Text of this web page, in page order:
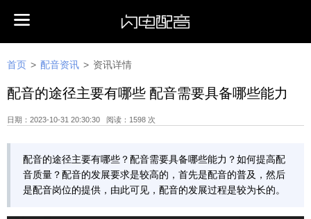
首页 > 配音资讯 > 资讯详情
配音的途径主要有哪些 配音需要具备哪些能力
日期：2023-10-31 20:30:30 阅读：1598 次
配音的途径主要有哪些？配音需要具备哪些能力？如何提高配
音质量？配音的发展要求是较高的，首先是配音的普及，然后
是配音岗位的提供，由此可见，配音的发展过程是较为长的。